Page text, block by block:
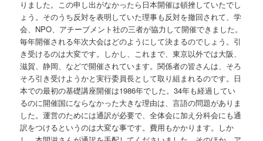
りました。この申し出がなかったら日本開催は頓挫していたでし
ょう。そのうち反対を表明していた理事も反対を撤回されて、学
会、NPO、アチーブメント社の三者が協力して開催できました。
毎年開催される年次大会はどのようにして決まるのでしょう。引
き受けるのは大変です。しかし、これまで、東京以外では大阪、
滋賀、静岡、などで開催されています。関係者の皆さんは、そろ
そろ引き受けようかと実行委員長として取り組まれるのです。日
本での最初の基礎講座開催は1986年でした。34年も経過してい
るのに開催国にならなかった大きな理由は、言語の問題がありま
した。運営のためには通訳が必要で、全体会に加え分科会にも通
訳をつけるというのは大変な事です。費用もかかります。しか